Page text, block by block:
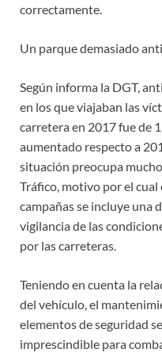
correctamente.
Un parque demasiado
Según informa la DGT,
en los que viajaban las
carretera en 2017 fue de
aumentado respecto a
situación preocupa
Tráfico, motivo por el
campañas se incluye una
vigilancia de las
por las carreteras.
Teniendo en cuenta la
del vehículo, el
elementos de seguridad
imprescindible para